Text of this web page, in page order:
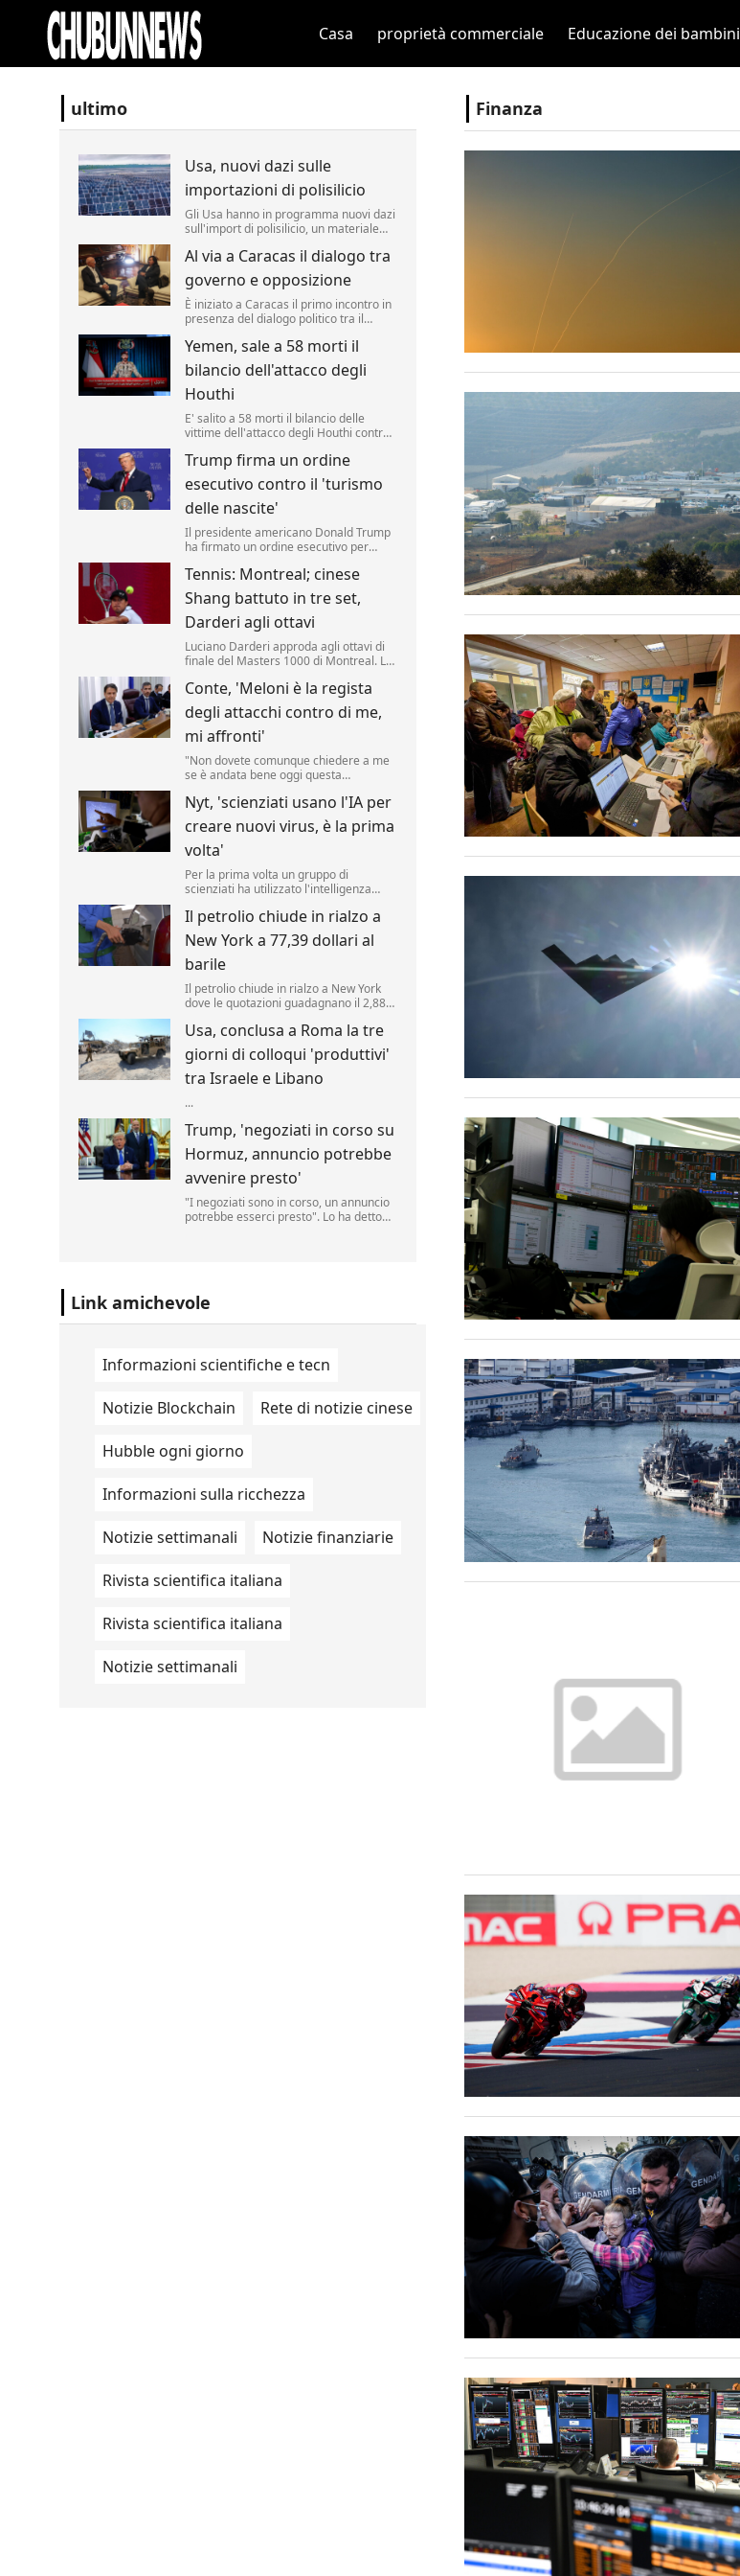
Casa proprietà commerciale Educazione dei bambini
ultimo
Usa, nuovi dazi sulle
importazioni di polisilicio
Gli Usa hanno in programma nuovi dazi
sull'import di polisilicio, un materiale
semiconduttori. Lo ha annunciato il
segretario al Commercio Howard
Lutnick, definendo il materiale un
"prodotto fondamentale" per i chip.
Al via a Caracas il dialogo tra
governo e opposizione
È iniziato a Caracas il primo incontro in
presenza del dialogo politico tra il
delegazione dell'opposizione, un
processo sostenuto dagli Stati Uniti con
l'obiettivo dichiarato di favorire una
transizione verso nuove elezioni nel P...
Yemen, sale a 58 morti il
bilancio dell'attacco degli
Houthi
E' salito a 58 morti il bilancio delle
vittime dell'attacco degli Houthi contro i
yemenite. Lo riporta una fonte militare.
Trump firma un ordine
esecutivo contro il 'turismo
delle nascite'
Il presidente americano Donald Trump
ha firmato un ordine esecutivo per
negli Stati Uniti nell'ambito del
cosiddetto 'turismo delle nascite'. Lo ha
annunciato il tycoon, incontrando i
media nello Studio Ovale. .
Tennis: Montreal; cinese
Shang battuto in tre set,
Darderi agli ottavi
Luciano Darderi approda agli ottavi di
finale del Masters 1000 di Montreal. La
superato in rimonta il cinese Shang
Juncheng, n.
Conte, 'Meloni è la regista
degli attacchi contro di me,
mi affronti'
"Non dovete comunque chiedere a me
se è andata bene oggi questa
Meloni se è soddisfatta, perché lei è la
regista di tutto questo.
Nyt, 'scienziati usano l'IA per
creare nuovi virus, è la prima
volta'
Per la prima volta un gruppo di
scienziati ha utilizzato l'intelligenza
alimentando speranze di progressi in
campo medico ma sollevando al
contempo la preoccupante possibilità
che, un giorno, tale tecnologia poss...
Il petrolio chiude in rialzo a
New York a 77,39 dollari al
barile
Il petrolio chiude in rialzo a New York
dove le quotazioni guadagnano il 2,88%
Usa, conclusa a Roma la tre
giorni di colloqui 'produttivi'
tra Israele e Libano
...
Trump, 'negoziati in corso su
Hormuz, annuncio potrebbe
avvenire presto'
"I negoziati sono in corso, un annuncio
potrebbe esserci presto". Lo ha detto
Link amichevole
Informazioni scientifiche e tecn
Notizie Blockchain Rete di notizie cinese
Hubble ogni giorno
Informazioni sulla ricchezza
Notizie settimanali Notizie finanziarie
Rivista scientifica italiana
Rivista scientifica italiana
Notizie settimanali
Finanza